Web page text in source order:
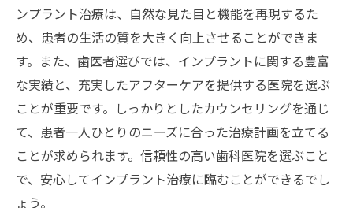
ンプラント治療は、自然な見た目と機能を再現するた
め、患者の生活の質を大きく向上させることができま
す。また、歯医者選びでは、インプラントに関する豊富
な実績と、充実したアフターケアを提供する医院を選ぶ
ことが重要です。しっかりとしたカウンセリングを通じ
て、患者一人ひとりのニーズに合った治療計画を立てる
ことが求められます。信頼性の高い歯科医院を選ぶこと
で、安心してインプラント治療に臨むことができるでし
ょう。